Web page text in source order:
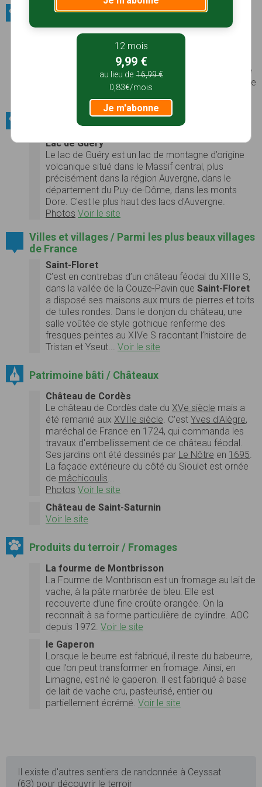
Sites naturels / Massifs forestiers
Bois de la Comté
Bois de la Comtéest une forêt
Auvergne , entre la vallée de l’
monts du Livradois. C’est une forêt a fort degré
de naturalité qui couvre une surface comprise entre
900 ha et 1500 ha. Voir le site
Sites naturels / Lacs et étangs
Lac de Guéry
Le lac de Guéry est un lac de montagne d’origine
volcanique situé dans le Massif central, plus
précisément dans la région Auvergne, dans le
département du Puy-de-Dôme, dans les monts
Dore. C'est le plus haut des lacs d'Auvergne.
Photos Voir le site
Villes et villages / Parmi les plus beaux villages
de France
Saint-Floret
C’est en contrebas d’un château féodal du XIIIe S,
dans la vallée de la Couze-Pavin que Saint-Floret
a disposé ses maisons aux murs de pierres et toits
de tuiles rondes. Dans le donjon du château, une
salle voûtée de style gothique renferme des
fresques peintes au XIVe S racontant l’histoire de
Tristan et Yseut... Voir le site
Patrimoine bâti / Châteaux
Château de Cordès
Le château de Cordès date du XVe siècle mais a
été remanié aux XVIIe siècle . C'est Yves d'Alègre,
maréchal de France en 1724, qui commanda les
travaux d'embellissement de ce château féodal.
Ses jardins ont été dessinés par Le Nôtre en 1695
La façade extérieure du côté du Sioulet est ornée
de mâchicoulis
Photos Voir le site
Château de Saint-Saturnin
Voir le site
Produits du terroir / Fromages
La fourme de Montbrisson
La Fourme de Montbrison est un fromage au lait de
vache, à la pâte marbrée de bleu. Elle est
recouverte d’une fine croûte orangée. On la
reconnaît à sa forme particulière de cylindre. AOC
depuis 1972. Voir le site
le Gaperon
Lorsque le beurre est fabriqué, il reste du babeurre,
que l’on peut transformer en fromage. Ainsi, en
Limagne, est né le gaperon. Il est fabriqué à base
de lait de vache cru, pasteurisé, entier ou
partiellement écrémé. Voir le site
Il existe d'autres sentiers de randonnée à Ceyssat
(63) pour découvrir le terroir
12 mois
9,99 €
au lieu de 16,99 €
0,83€/mois
Je m'abonne